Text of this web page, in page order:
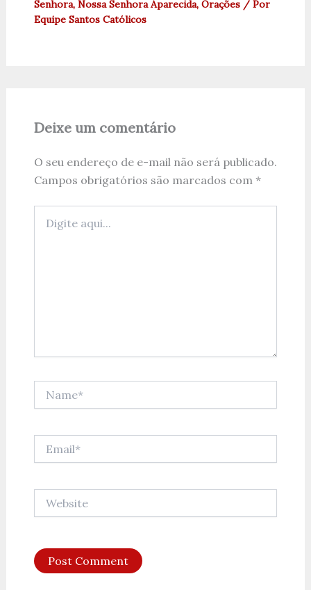
Senhora, Nossa Senhora Aparecida, Orações/ Por
Equipe Santos Católicos
Deixe um comentário
O seu endereço de e-mail não será publicado.
Campos obrigatórios são marcados com *
aqui...